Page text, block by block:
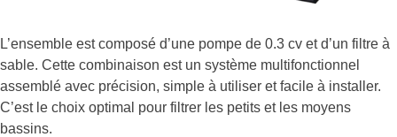
L’ensemble est composé d’une pompe de 0.3 cv et d’un filtre à
sable. Cette combinaison est un système multifonctionnel
assemblé avec précision, simple à utiliser et facile à installer.
C’est le choix optimal pour filtrer les petits et les moyens
bassins.